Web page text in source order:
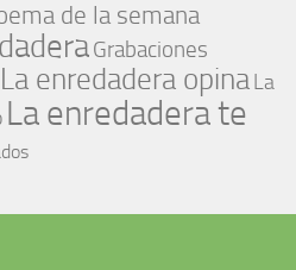
de la semana
Grabaciones
La enredadera opinaLa
La enredadera te